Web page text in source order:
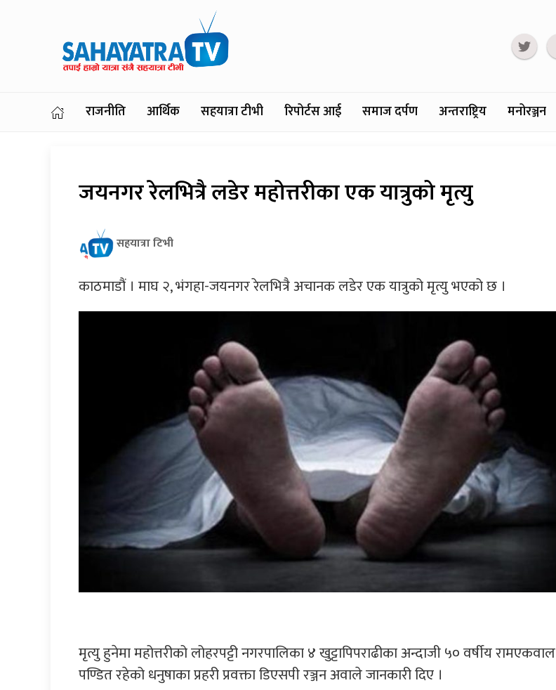
राजनीति आर्थिक सहयात्रा टीभी रिपोर्टस आई समाज दर्पण अन्तराष्ट्रिय मनोरञ्जन
जयनगर रेलभित्रै लडेर महोत्तरीका एक यात्रुको मृत्यु
सहयात्रा टिभी
काठमाडौं । माघ २, भंगहा-जयनगर रेलभित्रै अचानक लडेर एक यात्रुको मृत्यु भएको छ ।
मृत्यु हुनेमा महोत्तरीको लोहरपट्टी नगरपालिका ४ खुट्टापिपराढीका अन्दाजी ५० वर्षीय रामएकवाल
पण्डित रहेको धनुषाका प्रहरी प्रवक्ता डिएसपी रञ्जन अवाले जानकारी दिए ।